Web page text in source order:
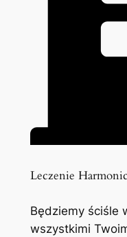
Leczenie
Będziemy ściśle
wszystkimi